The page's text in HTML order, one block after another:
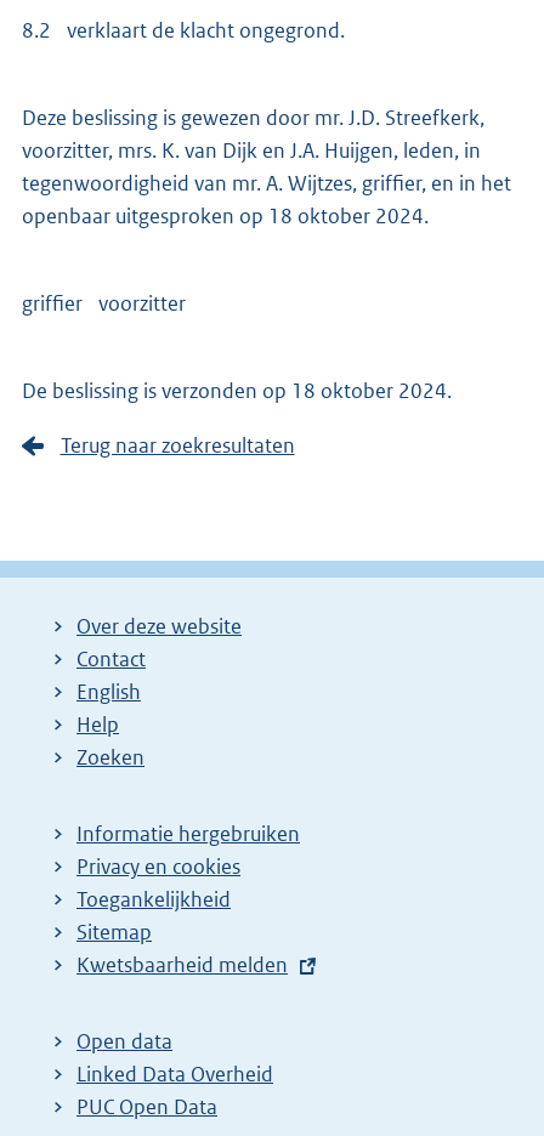
8.2 verklaart de klacht ongegrond.
Deze beslissing is gewezen door mr. J.D. Streefkerk,
voorzitter, mrs. K. van Dijk en J.A. Huijgen, leden, in
tegenwoordigheid van mr. A. Wijtzes, griffier, en in het
openbaar uitgesproken op 18 oktober 2024.
griffier voorzitter
De beslissing is verzonden op 18 oktober 2024.
Terug naar zoekresultaten
Over deze website
Contact
English
Help
Zoeken
Informatie hergebruiken
Privacy en cookies
Toegankelijkheid
Sitemap
E
t
e
r
Kwetsbaarheid melden
Open data
Linked Data Overheid
PUC Open Data